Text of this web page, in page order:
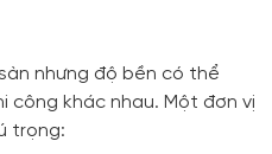
nhưng độ bền có thể
công khác nhau. Một đơn vị
trọng: